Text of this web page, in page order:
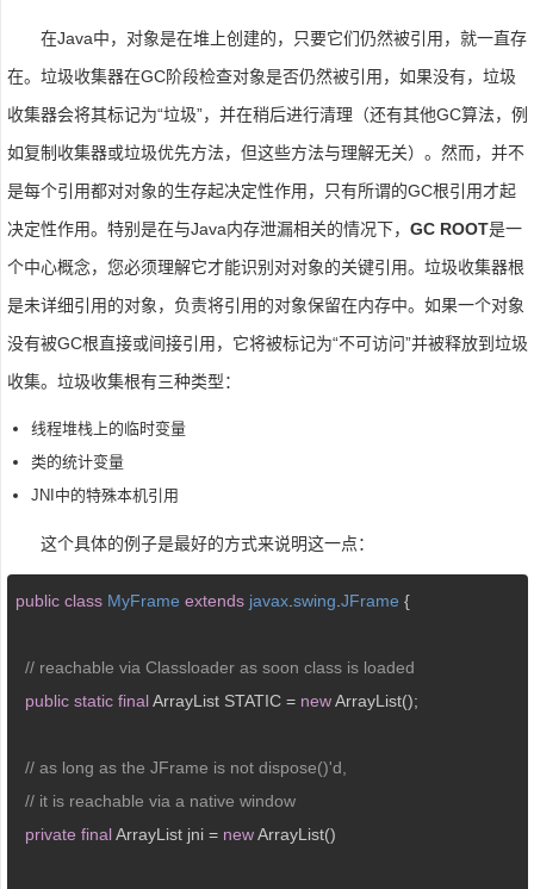
在Java中，对象是在堆上创建的，只要它们仍然被引用，就一直存
在。垃圾收集器在GC阶段检查对象是否仍然被引用，如果没有，垃圾
收集器会将其标记为“垃圾”，并在稍后进行清理（还有其他GC算法，例
如复制收集器或垃圾优先方法，但这些方法与理解无关）。然而，并不
是每个引用都对对象的生存起决定性作用，只有所谓的GC根引用才起
决定性作用。特别是在与Java内存泄漏相关的情况下， GC ROOT是一
个中心概念，您必须理解它才能识别对对象的关键引用。垃圾收集器根
是未详细引用的对象，负责将引用的对象保留在内存中。如果一个对象
没有被GC根直接或间接引用，它将被标记为“不可访问”并被释放到垃圾
收集。垃圾收集根有三种类型：
线程堆栈上的临时变量
类的统计变量
JNI中的特殊本机引用
这个具体的例子是最好的方式来说明这一点：
public class MyFrame extends javax .swing .JFrame {
// reachable via Classloader as soon class is loaded
public static final ArrayList STATIC = new ArrayList();
// as long as the JFrame is not dispose()'d,
// it is reachable via a native window
private final ArrayList jni = new ArrayList()